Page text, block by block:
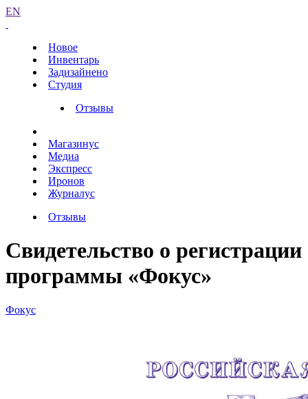
EN
Новое
Инвентарь
Задизайнено
Студия
Отзывы
Магазинус
Медиа
Экспресс
Иронов
Журналус
Отзывы
Свидетельство о регистрации
программы «Фокус»
Фокус